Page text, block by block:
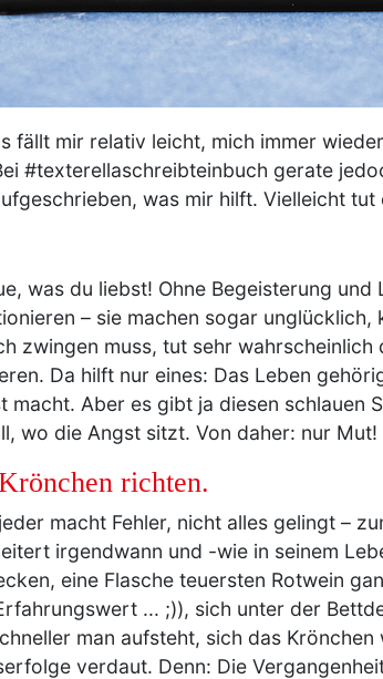
fällt mir relativ leicht, mich immer
#texterellaschreibteinbuch gerate
was mir hilft. Vielleicht
was du liebst! Ohne Begeisterung
– sie machen sogar unglücklich,
zwingen muss, tut sehr wahrscheinlich
Da hilft nur eines: Das Leben
macht. Aber es gibt ja diesen schlauen
wo die Angst sitzt. Von daher: nur Mut!
richten.
macht Fehler, nicht alles gelingt –
irgendwann und -wie in seinem
eine Flasche teuersten Rotwein
... ;)), sich unter der
man aufsteht, sich das
verdaut. Denn: Die